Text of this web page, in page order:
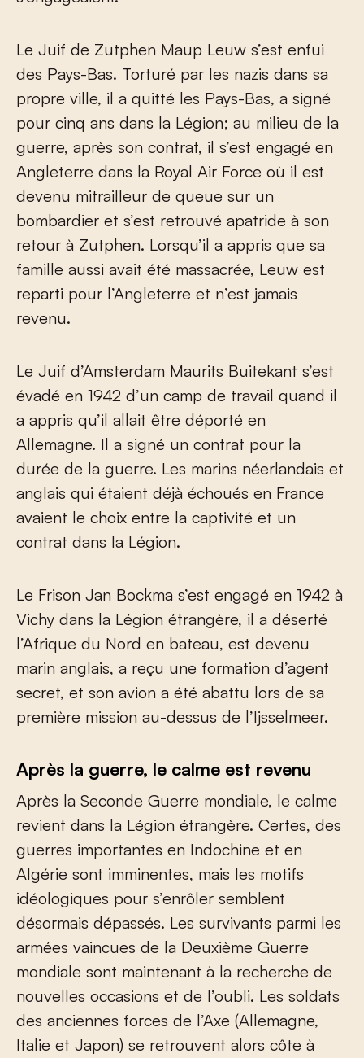
Le Juif de Zutphen Maup Leuw s’est enfui
des Pays-Bas. Torturé par les nazis dans sa
propre ville, il a quitté les Pays-Bas, a signé
pour cinq ans dans la Légion; au milieu de la
guerre, après son contrat, il s’est engagé en
Angleterre dans la Royal Air Force où il est
devenu mitrailleur de queue sur un
bombardier et s’est retrouvé apatride à son
retour à Zutphen. Lorsqu’il a appris que sa
famille aussi avait été massacrée, Leuw est
reparti pour l’Angleterre et n’est jamais
revenu.
Le Juif d’Amsterdam Maurits Buitekant s’est
évadé en 1942 d’un camp de travail quand il
a appris qu’il allait être déporté en
Allemagne. Il a signé un contrat pour la
durée de la guerre. Les marins néerlandais et
anglais qui étaient déjà échoués en France
avaient le choix entre la captivité et un
contrat dans la Légion.
Le Frison Jan Bockma s’est engagé en 1942 à
Vichy dans la Légion étrangère, il a déserté
l’Afrique du Nord en bateau, est devenu
marin anglais, a reçu une formation d’agent
secret, et son avion a été abattu lors de sa
première mission au-dessus de l’Ijsselmeer.
Après la guerre, le calme est revenu
Après la Seconde Guerre mondiale, le calme
revient dans la Légion étrangère. Certes, des
guerres importantes en Indochine et en
Algérie sont imminentes, mais les motifs
idéologiques pour s’enrôler semblent
désormais dépassés. Les survivants parmi les
armées vaincues de la Deuxième Guerre
mondiale sont maintenant à la recherche de
nouvelles occasions et de l’oubli. Les soldats
des anciennes forces de l’Axe (Allemagne,
Italie et Japon) se retrouvent alors côte à